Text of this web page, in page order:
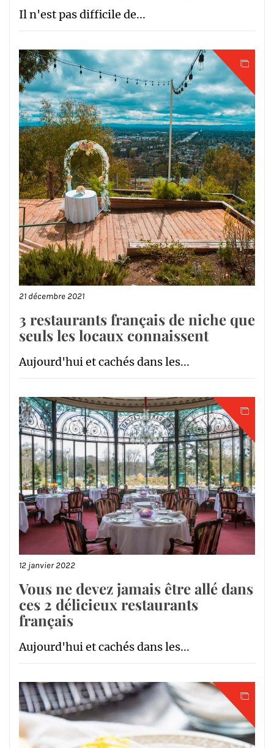
Il n'est pas difficile de...
21 décembre 2021
3 restaurants français de niche que
seuls les locaux connaissent
Aujourd'hui et cachés dans les...
12 janvier 2022
Vous ne devez jamais être allé dans
ces 2 délicieux restaurants
français
Aujourd'hui et cachés dans les...